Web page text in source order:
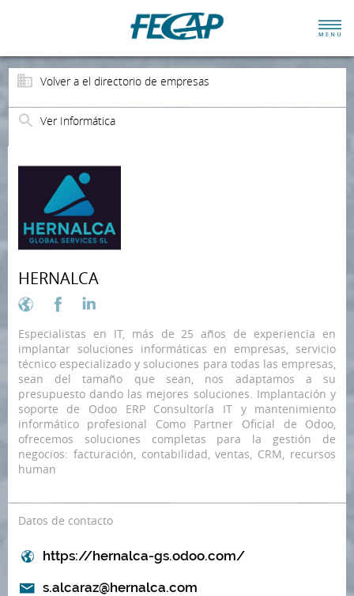
Volver a el directorio de empresas
Ver Informática
HERNALCA
Especialistas en IT, más de 25 años de experiencia en
implantar soluciones informáticas en empresas, servicio
técnico especializado y soluciones para todas las empresas,
sean del tamaño que sean, nos adaptamos a su
presupuesto dando las mejores soluciones. Implantación y
soporte de Odoo ERP Consultoría IT y mantenimiento
informático profesional Como Partner Oficial de Odoo,
ofrecemos soluciones completas para la gestión de
negocios: facturación, contabilidad, ventas, CRM, recursos
human
Datos de contacto
https://hernalca-gs.odoo.com/
s.alcaraz@hernalca.com